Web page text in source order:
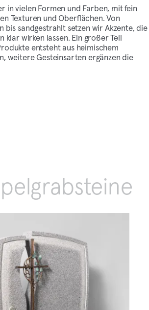
in vielen Formen und Farben, mit fein
Texturen und Oberflächen. Von
bis sandgestrahlt setzen wir Akzente, die
klar wirken lassen. Ein großer Teil
entsteht aus heimischem
weitere Gesteinsarten ergänzen die